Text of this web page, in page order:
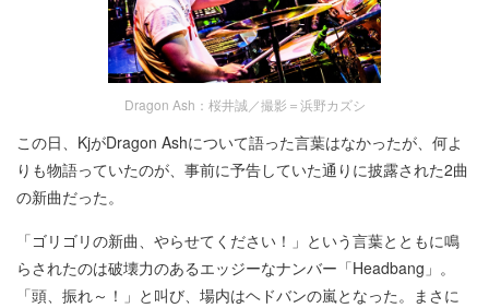
Dragon Ash：桜井誠／撮影＝浜野カズシ
この日、KjがDragon Ashについて語った言葉はなかったが、何よ
りも物語っていたのが、事前に予告していた通りに披露された2曲
の新曲だった。
「ゴリゴリの新曲、やらせてください！」という言葉とともに鳴
らされたのは破壊力のあるエッジーなナンバー「Headbang」。
「頭、振れ～！」と叫び、場内はヘドバンの嵐となった。まさに